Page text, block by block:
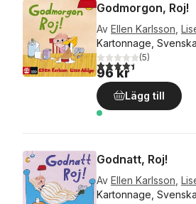
Godmorgon, Roj!
Av Ellen Karlsson
Kartonnage,
4,4utav 5 stjärnor.
(5)
96 kr
Lägg till
Godnatt, Roj!
Av Ellen Karlsson
Kartonnage,